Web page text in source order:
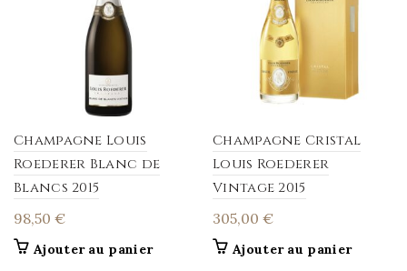
Champagne Louis
Roederer Blanc de
Blancs 2015
98,50 €
Ajouter au panier
Champagne Cristal
Louis Roederer
Vintage 2015
305,00 €
Ajouter au panier